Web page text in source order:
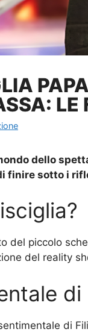
LE
dello
finire sotto i
del piccolo
del reality
di
di